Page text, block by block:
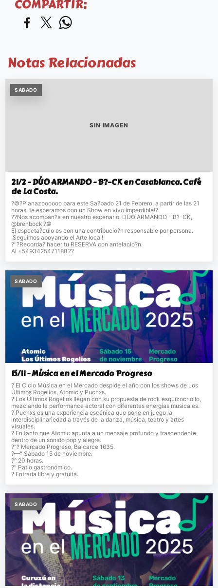
COMPARTIR:
Notas Relacionadas
SABADO
SIN IMAGEN
21/2 - DÚO ARMANDO - B?–CK en Casablanca. Café
de La Costa.
?©?Planazoooooo para este Sa?bado 21 de Febrero, a partir de las 21
horas, te esperamos con un Show en vivo imperdible!?
??Nos acompan?a en nuestro escenario, DÚO ARMANDO - B?–CK,
@brenbock.?©
El especta?culo es con una contribucio?n responsable por persona.
¡Seguimos apoyando el Arte local!
?“?Recorda? hacer tu RESERVA con antelacio?n.
Al +5493425471188.??
SABADO
15/11 - Música en el Mercado Progreso
? El Ciclo Música en el Mercado despide el año con los shows de Los
Últimos Rogelios, Atomic y Puchxs.
? Los Últimos Rogelios llegan con su propuesta de rock esquizocriollo,
mezclando la performance actoral con diferentes energías musicales.
? Puchxs es una experiencia escénica que pone en juego la
interdisciplinariedad a través de la danza, música, teatro y artes
visuales.
? En tanto que Atomic apunta a un mensaje profundo y trascendente
dentro de un sonido pop y alegre.
?“? Mercado Progreso, Balcarce 1635.
?—“ Sábado 15 de noviembre.
?° 20 horas.
?” Patio gastronómico.
? Entrada libre y gratuita.
SABADO